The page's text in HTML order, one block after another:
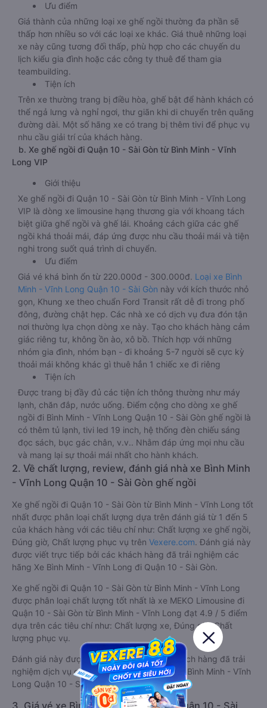
Ưu điểm
Giá thành của những loại xe ghế ngồi thường đa phần sẽ
thấp hơn nhiều so với các loại xe khác. Giá thuê những loại
xe này cũng tương đối thấp, phù hợp cho các chuyến du
lịch kiểu gia đình hoặc các công ty thuê để tham gia
teambuilding.
Tiện ích
Trên xe thường trang bị điều hòa, ghế bật để hành khách có
thể ngả lưng và nghỉ ngơi, thư giãn khi di chuyển trên quãng
đường dài. Một số hãng xe có trang bị thêm tivi để phục vụ
nhu cầu giải trí của khách hàng.
b. Xe ghế ngồi đi Quận 10 - Sài Gòn từ Bình Minh - Vĩnh
Long VIP
Giới thiệu
Xe ghế ngồi đi Quận 10 - Sài Gòn từ Bình Minh - Vĩnh Long
VIP là dòng xe limousine hạng thương gia với khoang tách
biệt giữa ghế ngồi và ghế lái. Khoảng cách giữa các ghế
ngồi khá thoải mái, đáp ứng được nhu cầu thoải mái và tiện
nghi trong suốt quá trình di chuyển.
Ưu điểm
Giá vé khá bình ổn từ 220.000đ - 300.000đ. Loại xe Bình
Minh - Vĩnh Long Quận 10 - Sài Gòn này với kích thước nhỏ
gọn, Khung xe theo chuẩn Ford Transit rất dễ đi trong phố
đông, đường chật hẹp. Các nhà xe có dịch vụ đưa đón tận
nơi thường lựa chọn dòng xe này. Tạo cho khách hàng cảm
giác riêng tư, không ồn ào, xô bồ. Thích hợp với những
nhóm gia đình, nhóm bạn - đi khoảng 5-7 người sẽ cực kỳ
thoải mái không khác gì thuê hẳn 1 chiếc xe đi riêng
Tiện ích
Được trang bị đầy đủ các tiện ích thông thường như máy
lạnh, chăn đắp, nước uống. Điểm cộng cho dòng xe ghế
ngồi đi Bình Minh - Vĩnh Long Quận 10 - Sài Gòn ghế ngồi là
có thêm tủ lạnh, tivi led 19 inch, hệ thống đèn chiếu sáng
đọc sách, bục gác chân, v.v.. Nhằm đáp ứng mọi nhu cầu
và mang lại sự thoải mái nhất cho hành khách.
2. Về chất lượng, review, đánh giá nhà xe Bình Minh
- Vĩnh Long Quận 10 - Sài Gòn ghế ngồi
Xe ghế ngồi đi Quận 10 - Sài Gòn từ Bình Minh - Vĩnh Long tốt
nhất được phân loại chất lượng dựa trên đánh giá từ 1 đến 5
của khách hàng với các tiêu chí như: Chất lượng xe ghế ngồi,
Đúng giờ, Chất lượng phục vụ trên Vexere.com. Đánh giá này
được viết trực tiếp bởi các khách hàng đã trải nghiệm các
hãng Xe Bình Minh - Vĩnh Long đi Quận 10 - Sài Gòn.
Xe ghế ngồi đi Quận 10 - Sài Gòn từ Bình Minh - Vĩnh Long
được phân loại chất lượng tốt nhất là xe MEKO Limousine đi
Quận 10 - Sài Gòn từ Bình Minh - Vĩnh Long đạt 4.9 / 5 điểm
dựa trên các tiêu chí như: Chất lượng xe, Đúng giờ, Chất
lượng phục vụ.
Đánh giá này được viết trực tiếp bởi các khách hàng đã trải
nghiệm dịch vụ của các hãng xe ghế ngồi đi Bình Minh - Vĩnh
Long Quận 10 - Sài Gòn .
3. Giá vé xe Bình Minh - Vĩnh Long Quận 10 - Sài